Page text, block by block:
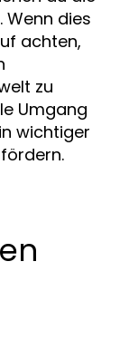
Wenn dies
achten,
zu
Umgang
wichtiger